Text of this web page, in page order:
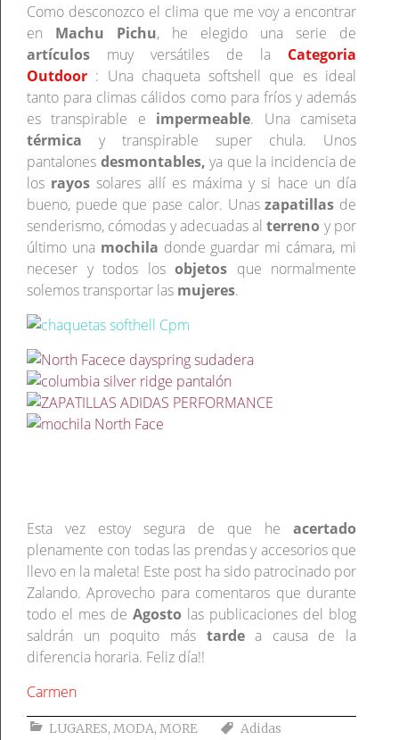
Como desconozco el clima que me voy a encontrar
en Machu Pichu, he elegido una serie de
artículos muy versátiles de la Categoria
Outdoor : Una chaqueta softshell que es ideal
tanto para climas cálidos como para fríos y además
es transpirable e impermeable. Una camiseta
térmica y transpirable super chula. Unos
pantalones desmontables, ya que la incidencia de
los rayos solares allí es máxima y si hace un día
bueno, puede que pase calor. Unaszapatillas de
senderismo, cómodas y adecuadas alterreno y por
último una mochila donde guardar mi cámara, mi
neceser y todos losobjetos que normalmente
solemos transportar las mujeres.
Esta vez estoy segura de que heacertado
plenamente con todas las prendas y accesorios que
llevo en la maleta! Este post ha sido patrocinado por
Zalando. Aprovecho para comentaros que durante
todo el mes de Agosto las publicaciones del blog
saldrán un poquito más tardea causa de la
diferencia horaria. Feliz día!!
Carmen
LUGARES, MODA, MORE Adidas